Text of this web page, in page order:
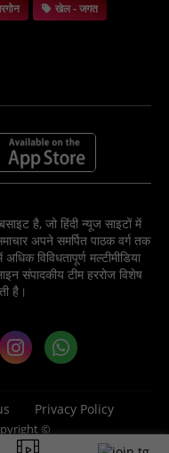
खेल - जगत
है, जो हिंदी न्यूज साइटों में
अपने समर्पित पाठक वर्ग तक
विविधतापूर्ण मल्टीमीडिया
संपादकीय टीम हररोज विशेष
है।
Privacy Policy
©